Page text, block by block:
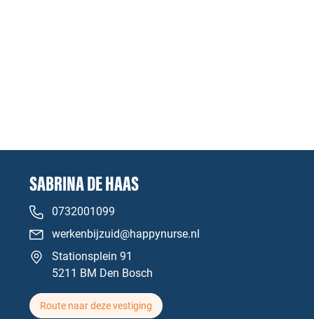
SABRINA DE HAAS
0732001099
werkenbijzuid@happynurse.nl
Stationsplein 91
5211 BM Den Bosch
Route naar deze vestiging